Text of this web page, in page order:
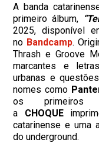
A banda
primeiro álbum,
2025, disponível
no Bandcamp.
Thrash e Groove
marcantes e
urbanas e
nomes como
os
a CHOQUE
catarinense e uma
do underground.